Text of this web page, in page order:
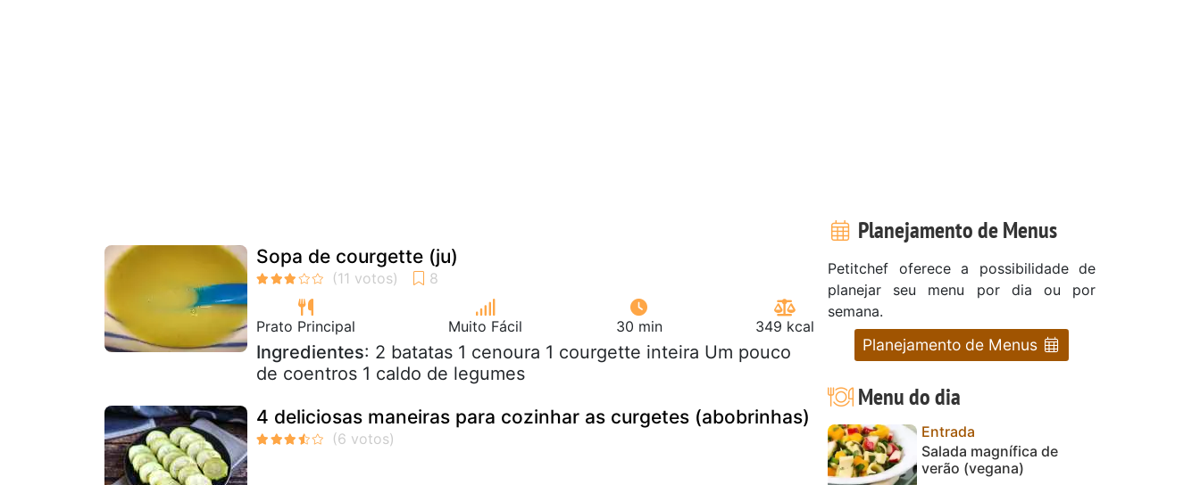
Sopa de courgette (ju)
Prato Principal Muito Fácil 30 min 349 kcal
Ingredientes: 2 batatas 1 cenoura 1 courgette inteira Um pouco
de coentros 1 caldo de legumes
4 deliciosas maneiras para cozinhar as curgetes (abobrinhas)
Planejamento de Menus
Petitchef oferece a possibilidade de
planejar seu menu por dia ou por
semana.
Planejamento de Menus
Menu do dia
Entrada
Salada magnífica de
verão (vegana)